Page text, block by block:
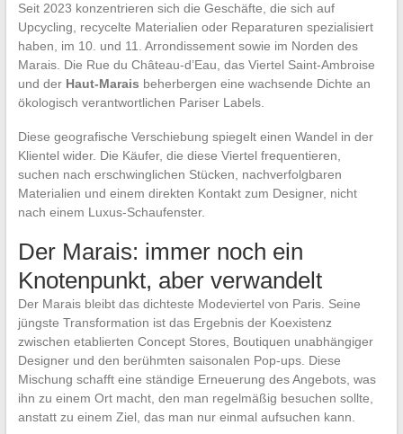
Seit 2023 konzentrieren sich die Geschäfte, die sich auf
Upcycling, recycelte Materialien oder Reparaturen spezialisiert
haben, im 10. und 11. Arrondissement sowie im Norden des
Marais. Die Rue du Château-d’Eau, das Viertel Saint-Ambroise
und der Haut-Marais beherbergen eine wachsende Dichte an
ökologisch verantwortlichen Pariser Labels.
Diese geografische Verschiebung spiegelt einen Wandel in der
Klientel wider. Die Käufer, die diese Viertel frequentieren,
suchen nach erschwinglichen Stücken, nachverfolgbaren
Materialien und einem direkten Kontakt zum Designer, nicht
nach einem Luxus-Schaufenster.
Der Marais: immer noch ein
Knotenpunkt, aber verwandelt
Der Marais bleibt das dichteste Modeviertel von Paris. Seine
jüngste Transformation ist das Ergebnis der Koexistenz
zwischen etablierten Concept Stores, Boutiquen unabhängiger
Designer und den berühmten saisonalen Pop-ups. Diese
Mischung schafft eine ständige Erneuerung des Angebots, was
ihn zu einem Ort macht, den man regelmäßig besuchen sollte,
anstatt zu einem Ziel, das man nur einmal aufsuchen kann.